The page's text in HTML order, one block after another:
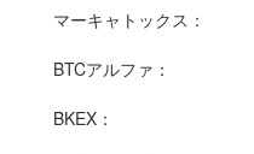
マーキャトックス：
BTCアルファ：
BKEX：